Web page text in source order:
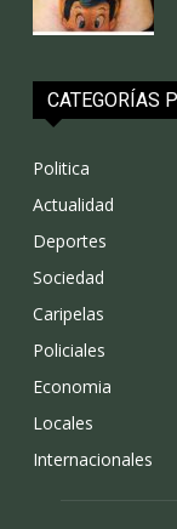
CATEGORÍAS
Politica
Actualidad
Deportes
Sociedad
Caripelas
Policiales
Economia
Locales
Internacionales